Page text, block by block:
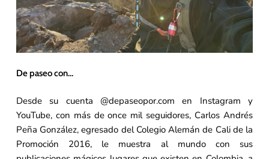
De paseo con…
Desde su cuenta @depaseopor.com en Instagram y
YouTube, con más de once mil seguidores, Carlos Andrés
Peña González, egresado del Colegio Alemán de Cali de la
Promoción 2016, le muestra al mundo con sus